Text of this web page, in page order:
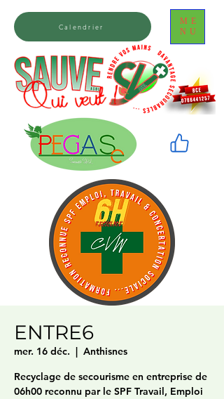
ME
NU
Calendrier
ENTRE6
mer. 16 déc.
  |
Anthisnes
Recyclage de secourisme en entreprise de
06h00 reconnu par le SPF Travail, Emploi